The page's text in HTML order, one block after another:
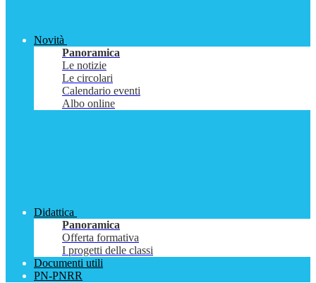
Novità
Panoramica
Le notizie
Le circolari
Calendario eventi
Albo online
Didattica
Panoramica
Offerta formativa
I progetti delle classi
Documenti utili
PN-PNRR